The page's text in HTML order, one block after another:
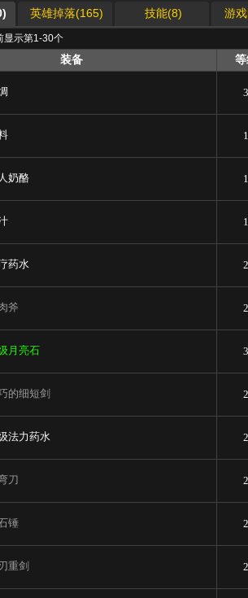
英雄掉落(165) 技能(8) 游
显示第1-30个
装备
奶酪
药水
斧
月亮石
的细短剑
法力药水
刀
锤
重剑